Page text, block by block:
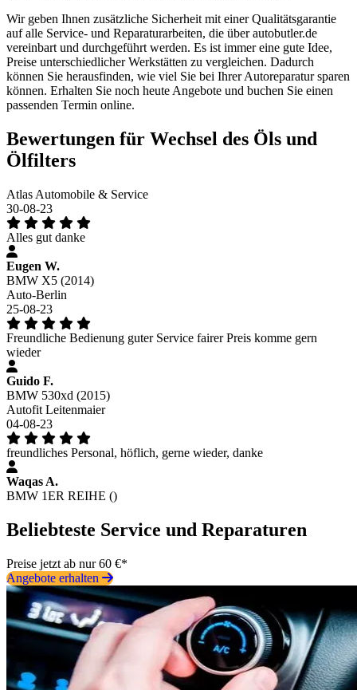
Wir geben Ihnen zusätzliche Sicherheit mit einer Qualitätsgarantie
auf alle Service- und Reparaturarbeiten, die über autobutler.de
vereinbart und durchgeführt werden. Es ist immer eine gute Idee,
Preise unterschiedlicher Werkstätten zu vergleichen. Dadurch
können Sie herausfinden, wie viel Sie bei Ihrer Autoreparatur sparen
können. Erhalten Sie noch heute Angebote und buchen Sie einen
passenden Termin online.
Bewertungen für Wechsel des Öls und
Ölfilters
Atlas Automobile & Service
30-08-23
Alles gut danke
Eugen W.
BMW X5 (2014)
Auto-Berlin
25-08-23
Freundliche Bedienung guter Service fairer Preis komme gern
wieder
Guido F.
BMW 530xd (2015)
Autofit Leitenmaier
04-08-23
freundliches Personal, höflich, gerne wieder, danke
Waqas A.
BMW 1ER REIHE ()
Beliebteste Service und Reparaturen
Preise jetzt ab nur 60 €*
Angebote erhalten